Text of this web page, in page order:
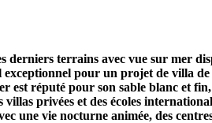
derniers terrains avec vue sur mer
pour un projet de villa
est réputé pour son sable blanc et
privées et des écoles
une vie nocturne animée, des